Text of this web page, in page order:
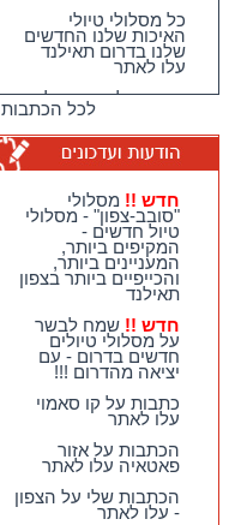
כל מסלולי טיולי
האיכות שלנו החדשים
שלנו בדרום תאילנד
עלו לאתר
מגוון גדול וחדש של
טיולי האיכות שלנו
טיולי יום מהואה הין -
מבחר גדול של
מסלולים כייפיים
וחווייתיים לנופשים
בהואה הין !!
חדש !!מסלולי
"סובב-צפון" - מסלולי
טיול חדשים - המקיפים
ביותר, המעניינים
ביותר, והכייפיים ביותר
בצפון תאילנד
חדש !! שמח לבשר על
מסלולי טיולים חדשים
בדרום - עם יציאה
מהדרום !!!
לכל הכתבות
חדש !! מסלולי
"סובב-צפון" - מסלולי
טיול חדשים -
המקיפים ביותר,
המעניינים ביותר,
והכייפיים ביותר בצפון
תאילנד
חדש !! שמח לבשר
על מסלולי טיולים
חדשים בדרום - עם
יציאה מהדרום !!!
כתבות על קו סאמוי
עלו לאתר
הכתבות על אזור
פאטאיה עלו לאתר
הכתבות שלי על הצפון
- עלו לאתר